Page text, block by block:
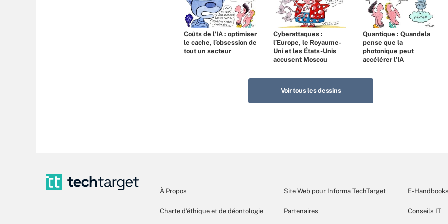
Coûts de l'IA : optimiser
le cache, l’obsession de
tout un secteur
Cyberattaques :
l’Europe, le Royaume-
Uni et les États-Unis
accusent Moscou
Quantique : Quandela
pense que la
photonique peut
accélérer l’IA
Voir tous les dessins
À Propos
Charte d’éthique et de déontologie
Site Web pour Informa TechTarget
Partenaires
E-
Conseils IT